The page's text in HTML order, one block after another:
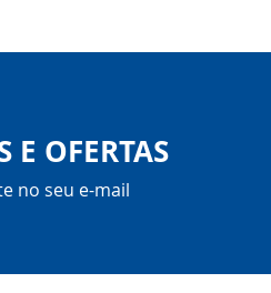
E OFERTAS
no seu e-mail